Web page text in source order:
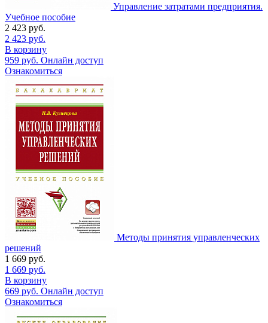
Управление затратами предприятия.
Учебное пособие
2 423 руб.
2 423 руб.
В корзину
959 руб. Онлайн доступ
Ознакомиться
Методы принятия управленческих
решений
1 669 руб.
1 669 руб.
В корзину
669 руб. Онлайн доступ
Ознакомиться